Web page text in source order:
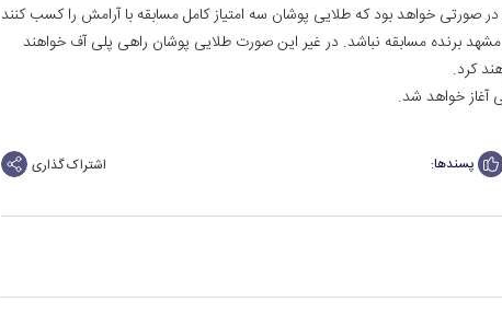
خواهد بود که طلایی پوشان سه امتیاز کامل مسابقه با آرامش را کسب کنند
مشهد برنده مسابقه نباشد. در غیر این صورت طلایی پوشان راهی پلی آف خواهند
کرد.
پسندها: اشتراک گذاری